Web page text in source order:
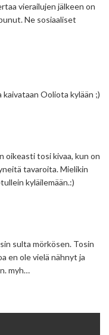
vierailujen jälkeen on
Ne sosiaaliset
Ooliota kylään ;)
oikeasti tosi kivaa, kun on
tavaroita. Mielikin
kyläilemään.:)
sulta mörkösen. Tosin
en ole vielä nähnyt ja
myh…